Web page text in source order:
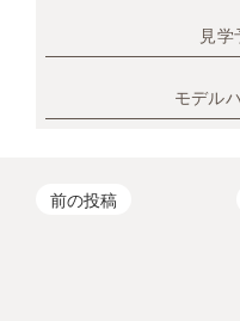
見学
モデル
前の投稿